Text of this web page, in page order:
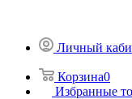
Личный
Корзина0
Избранные